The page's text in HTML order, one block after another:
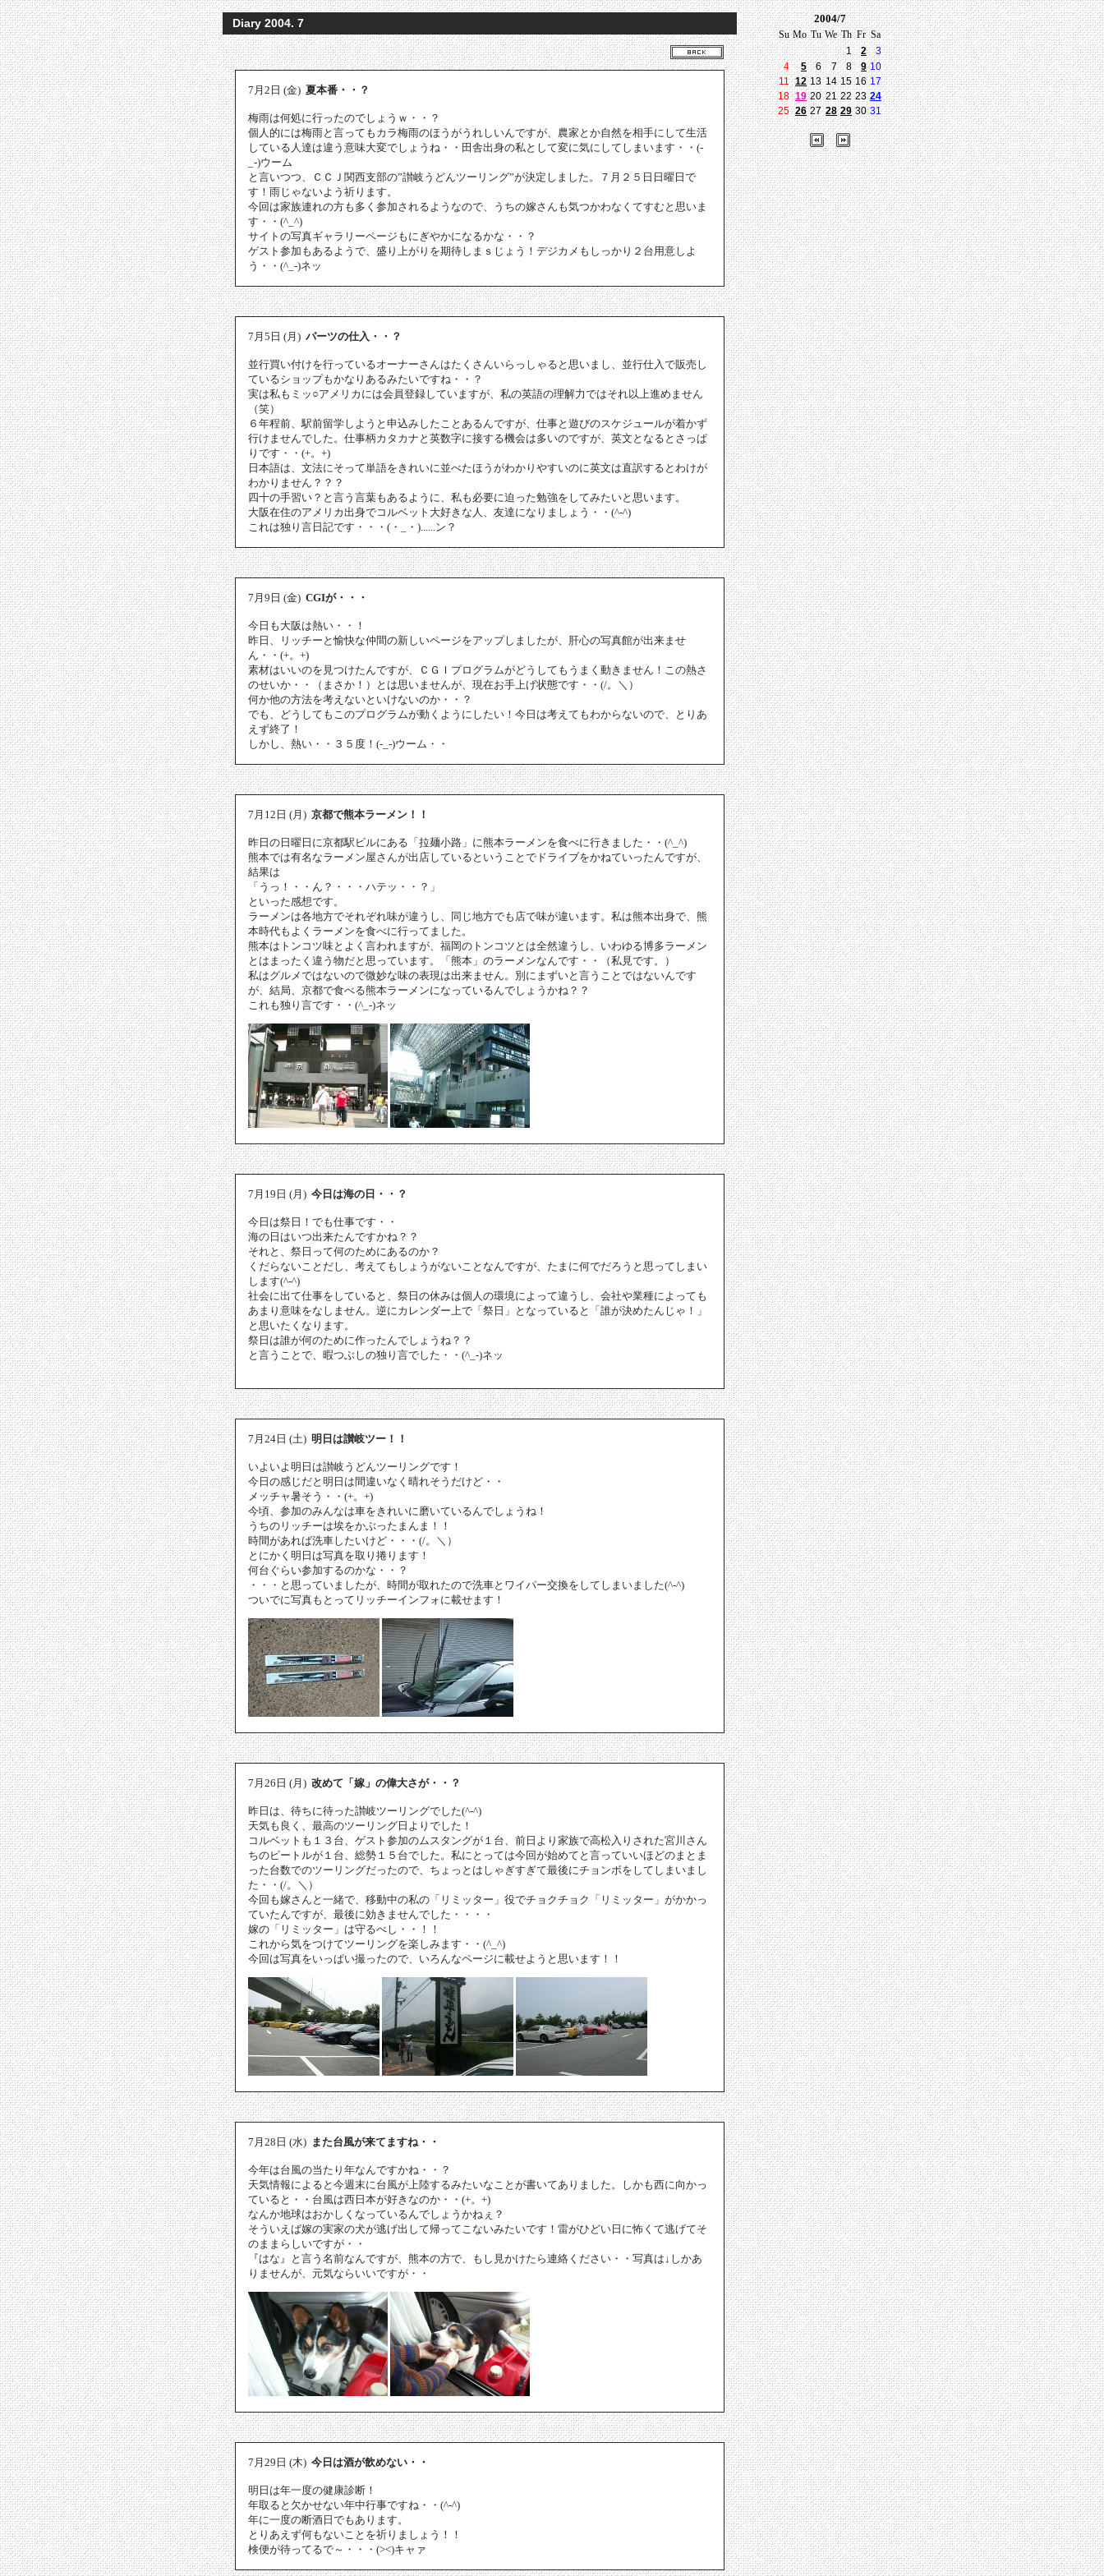
Diary 2004. 7
7月2日 (金) 夏本番・・？
梅雨は何処に行ったのでしょうｗ・・？
個人的には梅雨と言ってもカラ梅雨のほうがうれしいんですが、農家とか自然を相手にして生活
している人達は違う意味大変でしょうね・・田舎出身の私として変に気にしてしまいます・・(-
_-)ウーム
と言いつつ、ＣＣＪ関西支部の”讃岐うどんツーリング”が決定しました。７月２５日日曜日で
す！雨じゃないよう祈ります。
今回は家族連れの方も多く参加されるようなので、うちの嫁さんも気つかわなくてすむと思いま
す・・(^_^)
サイトの写真ギャラリーページもにぎやかになるかな・・？
ゲスト参加もあるようで、盛り上がりを期待しまｓじょう！デジカメもしっかり２台用意しよ
う・・(^_-)ネッ
7月5日 (月) パーツの仕入・・？
並行買い付けを行っているオーナーさんはたくさんいらっしゃると思いまし、並行仕入で販売し
ているショップもかなりあるみたいですね・・？
実は私もミッ○アメリカには会員登録していますが、私の英語の理解力ではそれ以上進めません
（笑）
６年程前、駅前留学しようと申込みしたことあるんですが、仕事と遊びのスケジュールが着かず
行けませんでした。仕事柄カタカナと英数字に接する機会は多いのですが、英文となるとさっぱ
りです・・(+。+)
日本語は、文法にそって単語をきれいに並べたほうがわかりやすいのに英文は直訳するとわけが
わかりません？？？
四十の手習い？と言う言葉もあるように、私も必要に迫った勉強をしてみたいと思います。
大阪在住のアメリカ出身でコルベット大好きな人、友達になりましょう・・(^-^)
これは独り言日記です・・・(・_・)......ン？
7月9日 (金) CGIが・・・
今日も大阪は熱い・・！
昨日、リッチーと愉快な仲間の新しいページをアップしましたが、肝心の写真館が出来ませ
ん・・(+。+)
素材はいいのを見つけたんですが、ＣＧＩプログラムがどうしてもうまく動きません！この熱さ
のせいか・・（まさか！）とは思いませんが、現在お手上げ状態です・・(/。＼）
何か他の方法を考えないといけないのか・・？
でも、どうしてもこのプログラムが動くようにしたい！今日は考えてもわからないので、とりあ
えず終了！
しかし、熱い・・３５度！(-_-)ウーム・・
7月12日 (月) 京都で熊本ラーメン！！
昨日の日曜日に京都駅ビルにある「拉麺小路」に熊本ラーメンを食べに行きました・・(^_^)
熊本では有名なラーメン屋さんが出店しているということでドライブをかねていったんですが、
結果は
「うっ！・・ん？・・・ハテッ・・？」
といった感想です。
ラーメンは各地方でそれぞれ味が違うし、同じ地方でも店で味が違います。私は熊本出身で、熊
本時代もよくラーメンを食べに行ってました。
熊本はトンコツ味とよく言われますが、福岡のトンコツとは全然違うし、いわゆる博多ラーメン
とはまったく違う物だと思っています。「熊本」のラーメンなんです・・（私見です。）
私はグルメではないので微妙な味の表現は出来ません。別にまずいと言うことではないんです
が、結局、京都で食べる熊本ラーメンになっているんでしょうかね？？
これも独り言です・・(^_-)ネッ
7月19日 (月) 今日は海の日・・？
今日は祭日！でも仕事です・・
海の日はいつ出来たんですかね？？
それと、祭日って何のためにあるのか？
くだらないことだし、考えてもしょうがないことなんですが、たまに何でだろうと思ってしまい
します(^-^)
社会に出て仕事をしていると、祭日の休みは個人の環境によって違うし、会社や業種によっても
あまり意味をなしません。逆にカレンダー上で「祭日」となっていると「誰が決めたんじゃ！」
と思いたくなります。
祭日は誰が何のために作ったんでしょうね？？
と言うことで、暇つぶしの独り言でした・・(^_-)ネッ
7月24日 (土) 明日は讃岐ツー！！
いよいよ明日は讃岐うどんツーリングです！
今日の感じだと明日は間違いなく晴れそうだけど・・
メッチャ暑そう・・(+。+)
今頃、参加のみんなは車をきれいに磨いているんでしょうね！
うちのリッチーは埃をかぶったまんま！！
時間があれば洗車したいけど・・・(/。＼）
とにかく明日は写真を取り捲ります！
何台ぐらい参加するのかな・・？
・・・と思っていましたが、時間が取れたので洗車とワイパー交換をしてしまいました(^-^)
ついでに写真もとってリッチーインフォに載せます！
7月26日 (月) 改めて「嫁」の偉大さが・・？
昨日は、待ちに待った讃岐ツーリングでした(^-^)
天気も良く、最高のツーリング日よりでした！
コルベットも１３台、ゲスト参加のムスタングが１台、前日より家族で高松入りされた宮川さん
ちのビートルが１台、総勢１５台でした。私にとっては今回が始めてと言っていいほどのまとま
った台数でのツーリングだったので、ちょっとはしゃぎすぎて最後にチョンボをしてしまいまし
た・・(/。＼）
今回も嫁さんと一緒で、移動中の私の「リミッター」役でチョクチョク「リミッター」がかかっ
ていたんですが、最後に効きませんでした・・・・
嫁の「リミッター」は守るべし・・！！
これから気をつけてツーリングを楽しみます・・(^_^)
今回は写真をいっぱい撮ったので、いろんなページに載せようと思います！！
7月28日 (水) また台風が来てますね・・
今年は台風の当たり年なんですかね・・？
天気情報によると今週末に台風が上陸するみたいなことが書いてありました。しかも西に向かっ
ていると・・台風は西日本が好きなのか・・(+。+)
なんか地球はおかしくなっているんでしょうかねぇ？
そういえば嫁の実家の犬が逃げ出して帰ってこないみたいです！雷がひどい日に怖くて逃げてそ
のままらしいですが・・
『はな』と言う名前なんですが、熊本の方で、もし見かけたら連絡ください・・写真は↓しかあ
りませんが、元気ならいいですが・・
7月29日 (木) 今日は酒が飲めない・・
明日は年一度の健康診断！
年取ると欠かせない年中行事ですね・・(^-^)
年に一度の断酒日でもあります。
とりあえず何もないことを祈りましょう！！
検便が待ってるで～・・・(><)キャァ
2004/7
Su Mo Tu We Th Fr Sa
1
2
3
4
5 6 7 8 9 10
11 12 13 14 15 16 17
18 19 20 21 22 23 24
25 26 27 28 29 30 31